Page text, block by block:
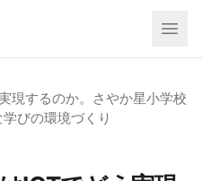
現するのか。さやか星小学校
びの環境づくり